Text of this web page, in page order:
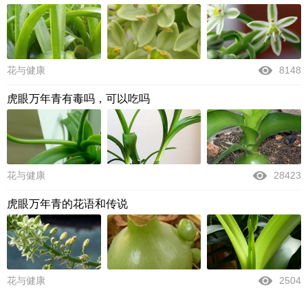
花与健康 8148
虎眼万年青有毒吗，可以吃吗
花与健康 28423
虎眼万年青的花语和传说
花与健康 2504